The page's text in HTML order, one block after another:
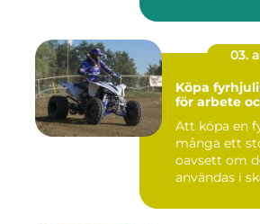
03.
Köpa fyrhjuling
för arbete
Att köpa en
många ett
oavsett om
användas i